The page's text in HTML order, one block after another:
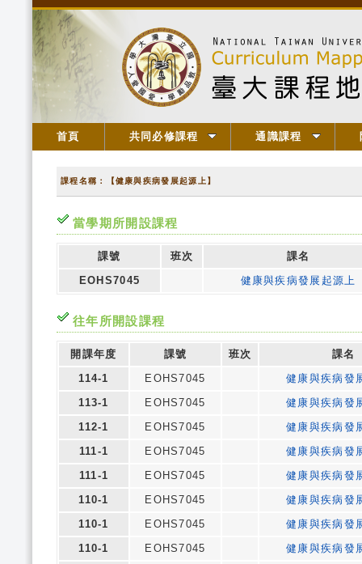
首頁 共同必修課程 通識課程
課程名稱：【健康與疾病發展起源上】
當學期所開設課程
課號 班次
課名
EOHS7045
健康與疾病發展起源上
往年所開設課程
開課年度 課號 班次
課名
114-1
EOHS7045
健康與疾病發
113-1
EOHS7045
健康與疾病發
112-1
EOHS7045
健康與疾病發
111-1
EOHS7045
健康與疾病發
111-1
EOHS7045
健康與疾病發
110-1
EOHS7045
健康與疾病發
110-1
EOHS7045
健康與疾病發
110-1
EOHS7045
健康與疾病發